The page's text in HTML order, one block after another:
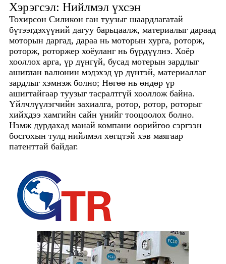
Хэрэгсэл: Нийлмэл үхсэн
Тохирсон Силикон ган туузыг шаардлагатай
бүтээгдэхүүний дагуу барьцаалж, материалыг дараад
моторын даргад, дараа нь моторын хурга, роторж,
роторж, роторжер хоёуланг нь бүрдүүлнэ. Хоёр
хооллох арга, үр дүнгүй, бусад мотерын зардлыг
ашиглан валюнин мэдэхэд үр дүнтэй, материаллаг
зардлыг хэмнэж болно; Нөгөө нь өндөр үр
ашигтайгаар туузыг тасралтгүй хооллож байна.
Үйлчлүүлэгчийн захиалга, ротор, ротор, роторыг
хийхдээ хамгийн сайн үнийг тооцоолох болно.
Нэмж дурдахад манай компани өөрийгөө сэргээн
босгохын тулд нийлмэл хөгцтэй хэв маягаар
патенттай байдаг.